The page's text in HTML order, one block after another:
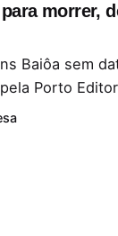
morrer,
Baiôa sem
Porto